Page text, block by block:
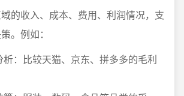
的收入、成本、费用、利润情况，支
。例如：
析：比较天猫、京东、拼多多的毛利